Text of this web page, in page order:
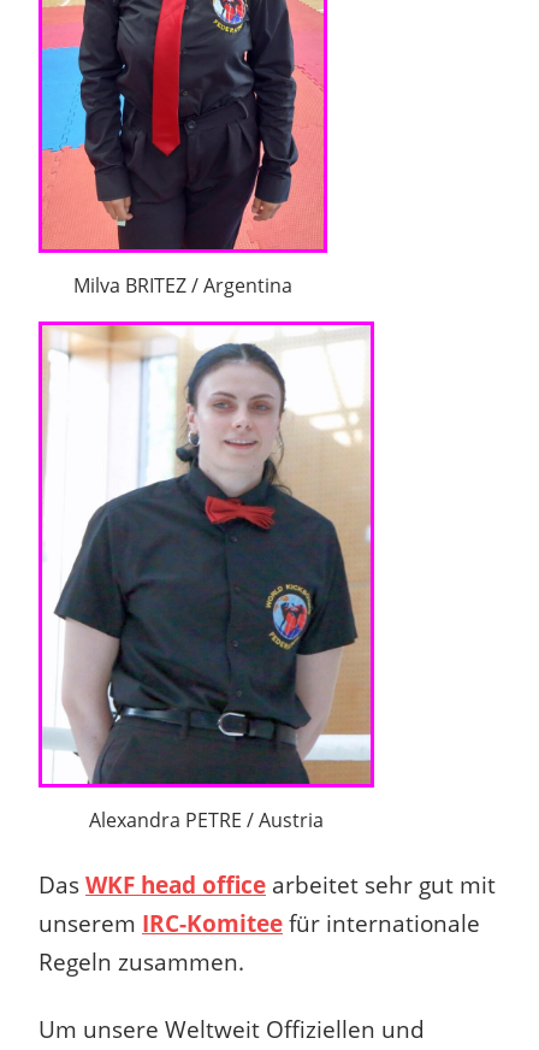
Milva BRITEZ / Argentina
Alexandra PETRE / Austria
Das WKF head office arbeitet sehr gut mit
unserem IRC-Komitee für internationale
Regeln zusammen.
Um unsere Weltweit Offiziellen und